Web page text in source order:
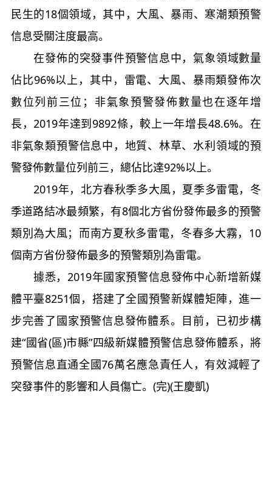
民生的18個領域，其中，大風、暴雨、寒潮類預警
信息受關注度最高。
在發佈的突發事件預警信息中，氣象領域數量
佔比96%以上，其中，雷電、大風、暴雨類發佈次
數位列前三位；非氣象預警發佈數量也在逐年增
長，2019年達到9892條，較上一年增長48.6%。在
非氣象類預警信息中，地質、林草、水利領域的預
警發佈數量位列前三，總佔比達92%以上。
2019年，北方春秋季多大風，夏季多雷電，冬
季道路結冰最頻繁，有8個北方省份發佈最多的預警
類別為大風；而南方夏秋多雷電，冬春多大霧，10
個南方省份發佈最多的預警類別為雷電。
據悉，2019年國家預警信息發佈中心新增新媒
體平臺8251個，搭建了全國預警新媒體矩陣，進一
步完善了國家預警信息發佈體系。目前，已初步構
建“國省(區)市縣”四級新媒體預警信息發佈體系，將
預警信息直通全國76萬名應急責任人，有效減輕了
突發事件的影響和人員傷亡。(完)(王慶凱)